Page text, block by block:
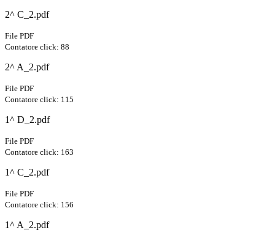
2^ C_2.pdf
File PDF
Contatore click: 88
2^ A_2.pdf
File PDF
Contatore click: 115
1^ D_2.pdf
File PDF
Contatore click: 163
1^ C_2.pdf
File PDF
Contatore click: 156
1^ A_2.pdf